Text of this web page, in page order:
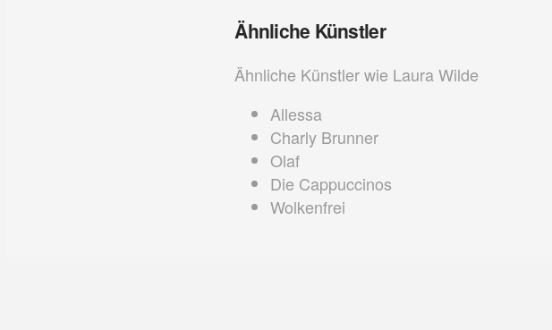
Ähnliche Künstler
Ähnliche Künstler wie Laura Wilde
Allessa
Charly Brunner
Olaf
Die Cappuccinos
Wolkenfrei